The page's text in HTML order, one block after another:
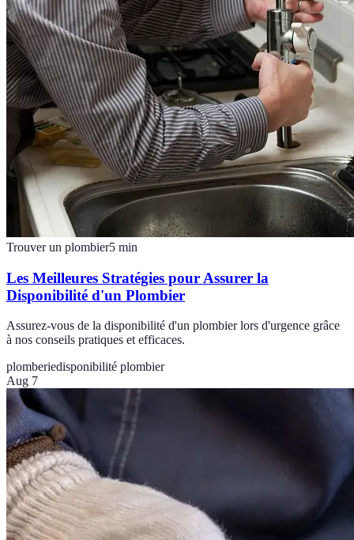
Trouver un plombier5 min
Les Meilleures Stratégies pour Assurer la
Disponibilité d'un Plombier
Assurez-vous de la disponibilité d'un plombier lors d'urgence grâce
à nos conseils pratiques et efficaces.
plomberiedisponibilité plombier
Aug 7